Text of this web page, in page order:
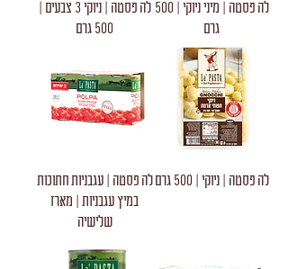
לה פסטה | מיני ניוקי | 500
גרם
לה פסטה | ניוקי 3 צבעים |
500 גרם
לה פסטה | ניוקי | 500 גרם
לה פסטה | עגבניות חתוכות
במיץ עגבניות | מארז
שלישיה